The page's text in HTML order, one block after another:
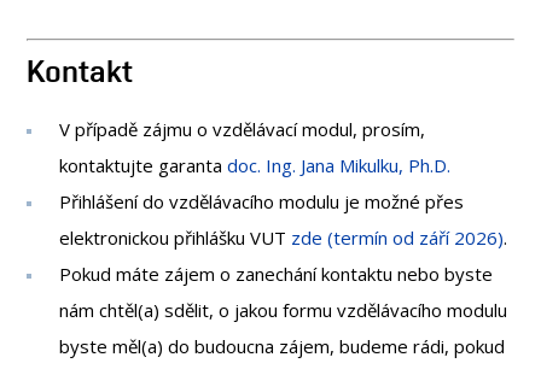
Kontakt
V případě zájmu o vzdělávací modul, prosím,
kontaktujte garanta doc. Ing. Jana Mikulku, Ph.D.
Přihlášení do vzdělávacího modulu je možné přes
elektronickou přihlášku VUT zde (termín od září 2026).
Pokud máte zájem o zanechání kontaktu nebo byste
nám chtěl(a) sdělit, o jakou formu vzdělávacího modulu
byste měl(a) do budoucna zájem, budeme rádi, pokud